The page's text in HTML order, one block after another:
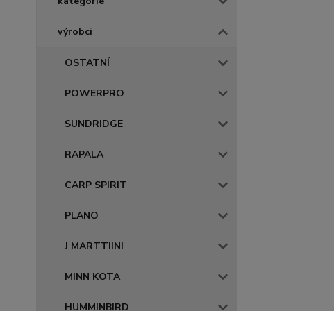
výrobci
OSTATNÍ
POWERPRO
SUNDRIDGE
RAPALA
CARP SPIRIT
PLANO
J MARTTIINI
MINN KOTA
HUMMINBIRD